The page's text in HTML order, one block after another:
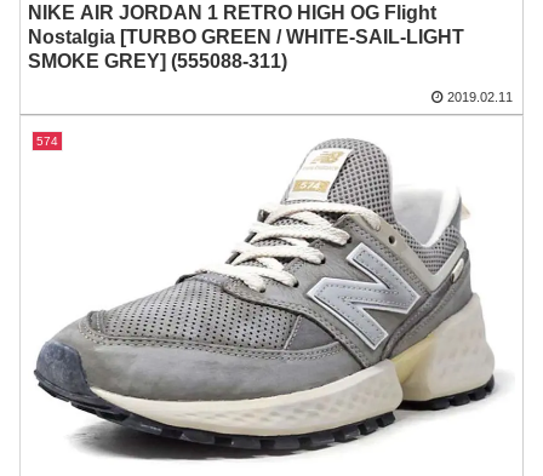
NIKE AIR JORDAN 1 RETRO HIGH OG Flight
Nostalgia [TURBO GREEN / WHITE-SAIL-LIGHT
SMOKE GREY] (555088-311)
2019.02.11
574